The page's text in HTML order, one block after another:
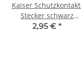
Kaiser
Stecker schwarz
250V/16A Bakelit Optik
2,95 € *